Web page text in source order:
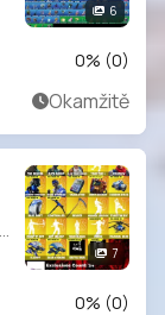
6
0% (0)
Okamžitě
7
0% (0)